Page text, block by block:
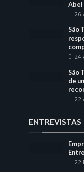
Abel
26
São
24
São
de
22
ENTREVISTAS
22